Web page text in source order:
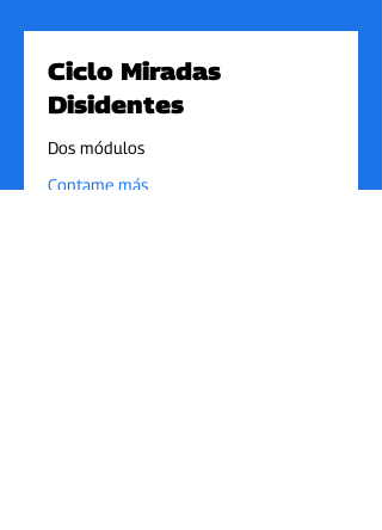
Ciclo Miradas
Disidentes
Dos módulos
Contame más